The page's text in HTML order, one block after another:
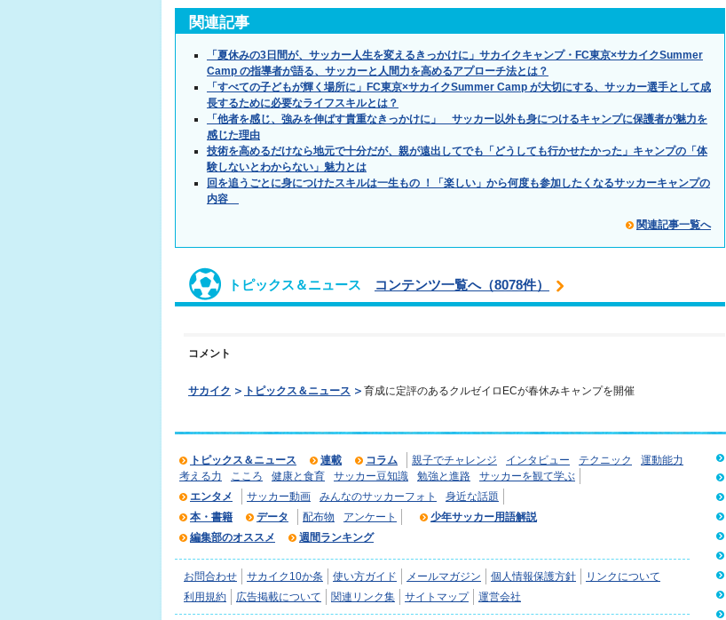
関連記事
「夏休みの3日間が、サッカー人生を変えるきっかけに」サカイクキャンプ・FC東京×サカイクSummer
Camp の指導者が語る、サッカーと人間力を高めるアプローチ法とは？
「すべての子どもが輝く場所に」FC東京×サカイクSummer Camp が大切にする、サッカー選手として成
長するために必要なライフスキルとは？
「他者を感じ、強みを伸ばす貴重なきっかけに」 サッカー以外も身につけるキャンプに保護者が魅力を
感じた理由
技術を高めるだけなら地元で十分だが、親が遠出してでも「どうしても行かせたかった」キャンプの「体
験しないとわからない」魅力とは
回を追うごとに身につけたスキルは一生もの ！「楽しい」から何度も参加したくなるサッカーキャンプの
内容
関連記事一覧へ
トピックス＆ニュース コンテンツ一覧へ（8078件）
コメント
サカイク トピックス＆ニュース 育成に定評のあるクルゼイロECが春休みキャンプを開催
トピックス＆ニュース 連載 コラム 親子でチャレンジ インタビュー テクニック
運動能力
考える力
こころ 健康と食育 サッカー豆知識 勉強と進路
サッカーを観て学ぶ
エンタメ
サッカー動画 みんなのサッカーフォト
身近な話題
本・書籍
データ 配布物 アンケート
少年サッカー用語解説
編集部のオススメ
週間ランキング
お問合わせ サカイク10か条 使い方ガイド メールマガジン 個人情報保護方針
リンクについて
利用規約
広告掲載について 関連リンク集 サイトマップ 運営会社